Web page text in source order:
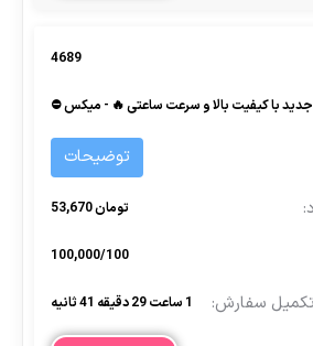
4689
با کیفیت بالا و سرعت ساعتی 🔥 - میکس ⛔
توضیحات
تومان 53,670
100,000/100
1 ساعت 29 دقیقه 41 ثانیه